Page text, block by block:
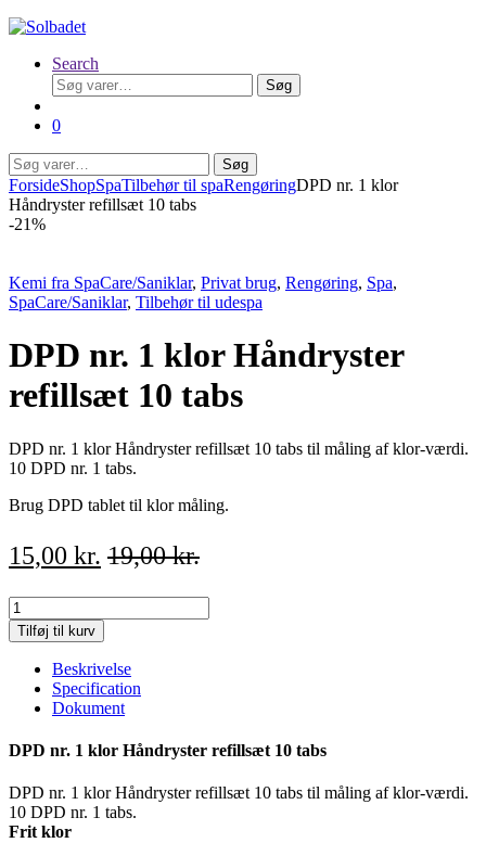
Search
Søg
efter:
Søg
0
Søg
efter:
Søg
ForsideShopSpaTilbehør til spaRengøringDPD nr. 1 klor
Håndryster refillsæt 10 tabs
-21%
Kemi fra SpaCare/Saniklar, Privat brug, Rengøring, Spa,
SpaCare/Saniklar, Tilbehør til udespa
DPD nr. 1 klor Håndryster
refillsæt 10 tabs
DPD nr. 1 klor Håndryster refillsæt 10 tabs til måling af klor-værdi.
10 DPD nr. 1 tabs.
Brug DPD tablet til klor måling.
15,00 kr. 19,00kr.
DPD
nr.
1
Håndryster
refillsæt
tabs
quantity
Tilføj til kurv
Beskrivelse
Specification
Dokument
DPD nr. 1 klor Håndryster refillsæt 10 tabs
DPD nr. 1 klor Håndryster refillsæt 10 tabs til måling af klor-værdi.
10 DPD nr. 1 tabs.
Frit klor